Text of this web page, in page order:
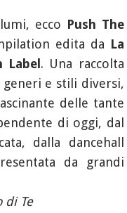
ecco Push The
edita da La
Label . Una raccolta
e stili diversi,
delle tante
di oggi, dal
dalla dancehall
da grandi
di Te